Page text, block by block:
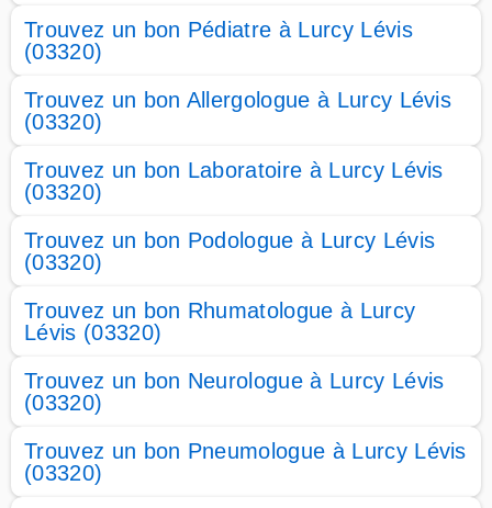
Trouvez un bon Pédiatre à Lurcy Lévis
(03320)
Trouvez un bon Allergologue à Lurcy Lévis
(03320)
Trouvez un bon Laboratoire à Lurcy Lévis
(03320)
Trouvez un bon Podologue à Lurcy Lévis
(03320)
Trouvez un bon Rhumatologue à Lurcy
Lévis (03320)
Trouvez un bon Neurologue à Lurcy Lévis
(03320)
Trouvez un bon Pneumologue à Lurcy Lévis
(03320)